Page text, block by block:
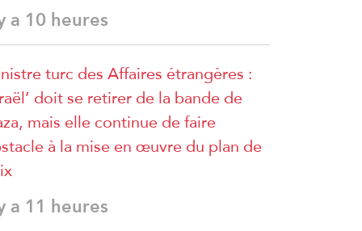
a 10 heures
turc des Affaires étrangères :
doit se retirer de la bande de
mais elle continue de faire
à la mise en œuvre du plan de
a 11 heures